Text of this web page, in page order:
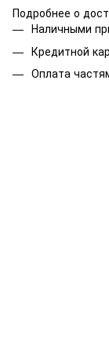
Подробнее о
Наличными
Кредитной
Оплата